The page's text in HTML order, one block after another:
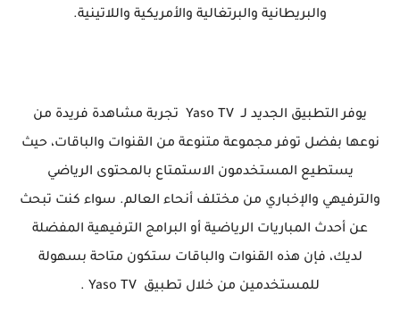
والبريطانية والبرتغالية والأمريكية واللاتينية.
يوفر التطبيق الجديد لـ Yaso TV تجربة مشاهدة فريدة من
نوعها بفضل توفر مجموعة متنوعة من القنوات والباقات، حيث
يستطيع المستخدمون الاستمتاع بالمحتوى الرياضي
والترفيهي والإخباري من مختلف أنحاء العالم. سواء كنت تبحث
عن أحدث المباريات الرياضية أو البرامج الترفيهية المفضلة
لديك، فإن هذه القنوات والباقات ستكون متاحة بسهولة
للمستخدمين من خلال تطبيق Yaso TV .